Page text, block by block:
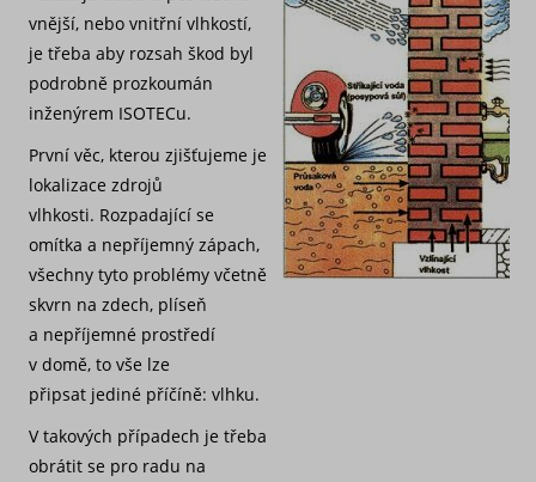
vnější, nebo vnitřní vlhkostí,
je třeba aby rozsah škod byl
podrobně prozkoumán
inženýrem ISOTECu.
První věc, kterou zjišťujeme je
lokalizace zdrojů
vlhkosti. Rozpadající se
omítka a nepříjemný zápach,
všechny tyto problémy včetně
skvrn na zdech, plíseň
a nepříjemné prostředí
v domě, to vše lze
připsat jediné příčíně: vlhku.
V takových případech je třeba
obrátit se pro radu na